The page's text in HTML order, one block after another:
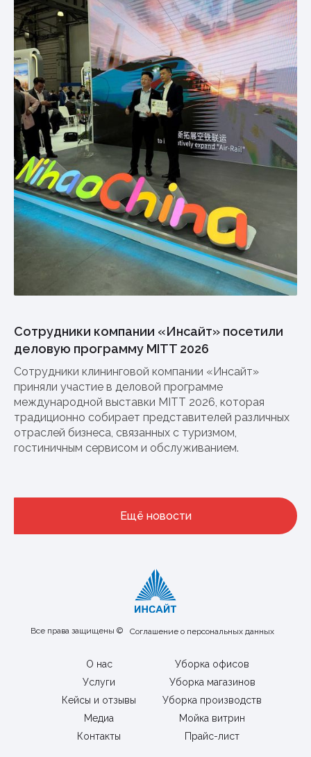
Сотрудники компании «Инсайт» посетили
деловую программу MITT 2026
Сотрудники клининговой компании «Инсайт»
приняли участие в деловой программе
международной выставки MITT 2026, которая
традиционно собирает представителей различных
отраслей бизнеса, связанных с туризмом,
гостиничным сервисом и обслуживанием.
Ещё новости
Все права защищены © Соглашение о персональных данных
О нас
Услуги
Кейсы и отзывы
Медиа
Контакты
Уборка офисов
Уборка магазинов
Уборка производств
Мойка витрин
Прайс-лист